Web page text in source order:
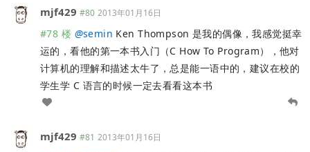
mjf429 #80 2013年01月16日
#78 楼 @semin Ken Thompson 是我的偶像，我感觉挺幸
运的，看他的第一本书入门（C How To Program），他对
计算机的理解和描述太牛了，总是能一语中的，建议在校的
学生学 C 语言的时候一定去看看这本书
mjf429 #81 2013年01月16日